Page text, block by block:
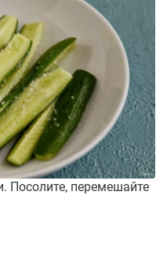
Посолите, перемешайте